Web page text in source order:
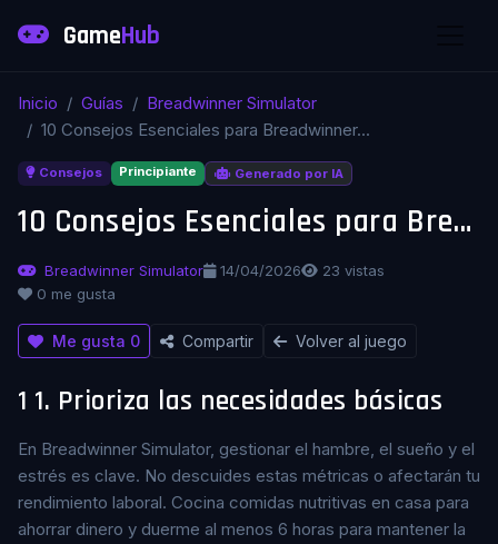
GameHub
Inicio Guías
Breadwinner Simulator
10 Consejos Esenciales para Breadwinner...
Consejos Principiante Generado por IA
10 Consejos Esenciales para Breadwinner Simulator
Breadwinner Simulator 14/04/2026
23 vistas
0 me gusta
Me gusta 0 Compartir Volver al juego
1 1. Prioriza las necesidades básicas
En Breadwinner Simulator, gestionar el hambre, el sueño y el
estrés es clave. No descuides estas métricas o afectarán tu
rendimiento laboral. Cocina comidas nutritivas en casa para
ahorrar dinero y duerme al menos 6 horas para mantener la